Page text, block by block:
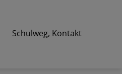
Schulweg, Kontakt